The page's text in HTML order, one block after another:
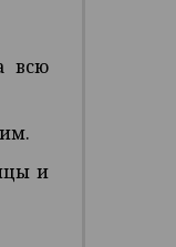
всю
и